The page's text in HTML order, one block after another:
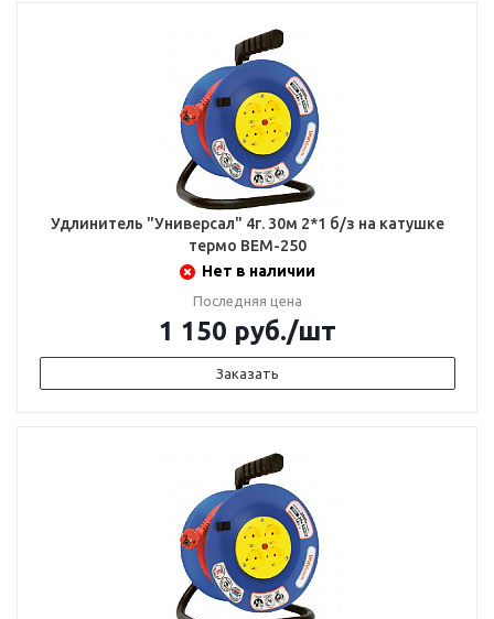
Удлинитель "Универсал" 4г. 30м 2*1 б/з на катушке
термо ВЕМ-250
Нет в наличии
Последняя цена
1 150 руб./шт
Заказать